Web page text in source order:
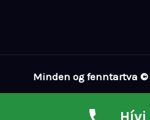
Minden og fenntartva ©